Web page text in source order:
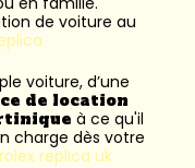
de voiture au
voiture, d’une
de location
à ce qu'il
charge dès votre
rolex replica uk